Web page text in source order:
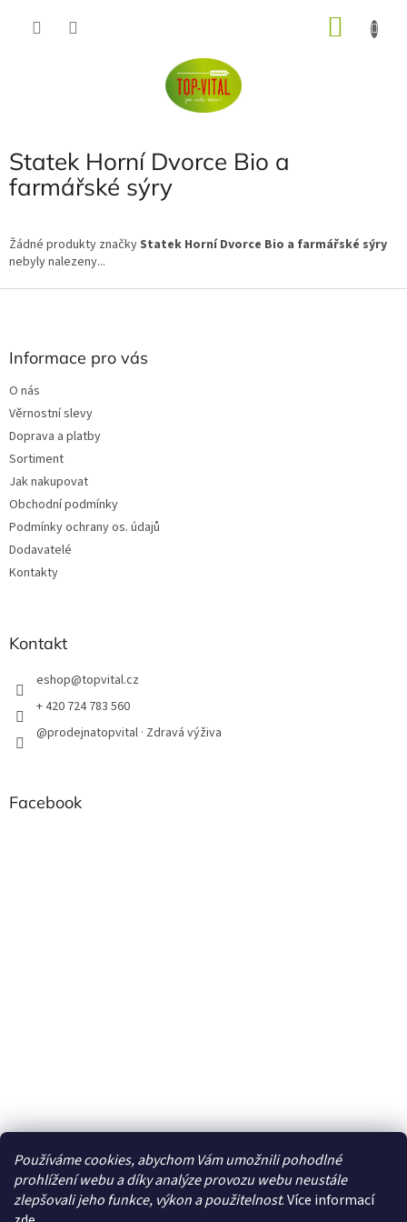
Používáme cookies, abychom Vám umožnili pohodlné
prohlížení webu a díky analýze provozu webu neustále
zlepšovali jeho funkce, výkon a použitelnost. Více informací
Statek Horní Dvorce Bio a
farmářské sýry
Žádné produkty značkyStatek Horní Dvorce Bio a farmářské sýry
nebyly nalezeny...
Informace pro vás
O nás
Věrnostní slevy
Doprava a platby
Sortiment
Jak nakupovat
Obchodní podmínky
Podmínky ochrany os. údajů
Dodavatelé
Kontakty
Kontakt
eshop@topvital.cz
+ 420 724 783 560
@prodejnatopvital · Zdravá výživa
Facebook